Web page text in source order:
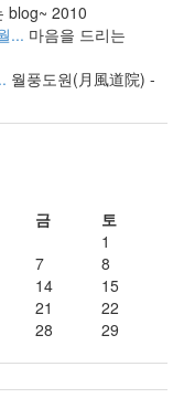
blog~ 2010
... 마음을 드리는
월풍도원(月風道院) -
금
토
1
7
8
14
15
21
22
28
29